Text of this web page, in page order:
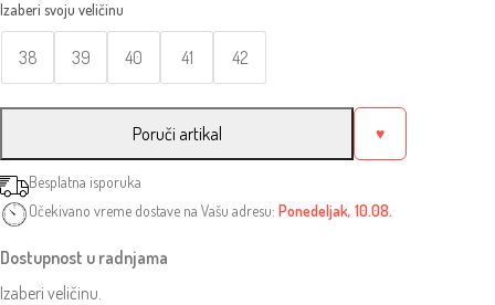
38 39 40 41 42
Poruči artikal ♥
Besplatna isporuka
Očekivano vreme dostave na Vašu adresu: Ponedeljak, 10.08.
Dostupnost u radnjama
Izaberi veličinu.